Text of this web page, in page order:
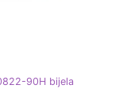
90H bijela